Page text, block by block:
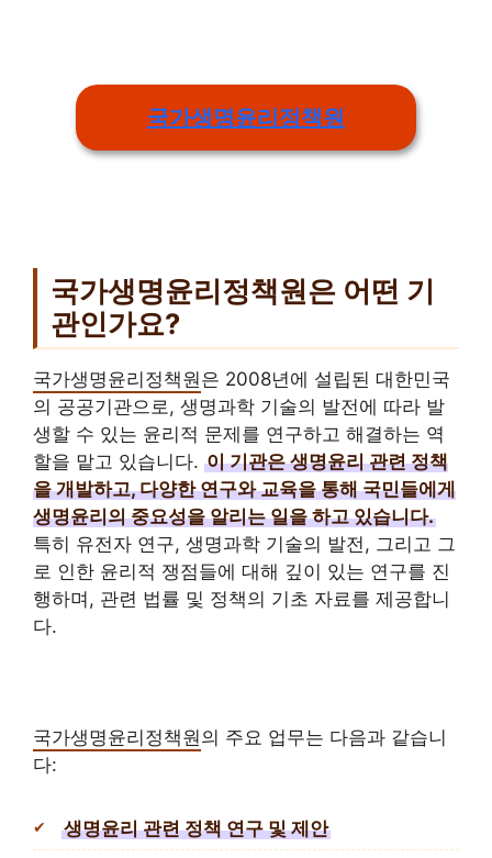
국가생명윤리정책원
국가생명윤리정책원은 어떤 기
관인가요?
국가생명윤리정책원은 2008년에 설립된 대한민국
의 공공기관으로, 생명과학 기술의 발전에 따라 발
생할 수 있는 윤리적 문제를 연구하고 해결하는 역
할을 맡고 있습니다. 이 기관은 생명윤리 관련 정책
을 개발하고, 다양한 연구와 교육을 통해 국민들에게
생명윤리의 중요성을 알리는 일을 하고 있습니다.
특히 유전자 연구, 생명과학 기술의 발전, 그리고 그
로 인한 윤리적 쟁점들에 대해 깊이 있는 연구를 진
행하며, 관련 법률 및 정책의 기초 자료를 제공합니
다.
국가생명윤리정책원의 주요 업무는 다음과 같습니
다:
생명윤리 관련 정책 연구 및 제안